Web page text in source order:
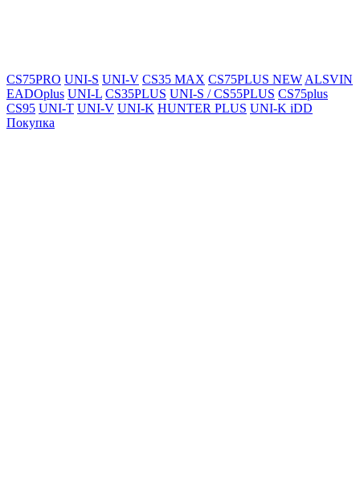
CS75PRO UNI-S UNI-V CS35 MAX CS75PLUS NEW ALSVIN
EADOplus UNI-L CS35PLUS UNI-S / CS55PLUS CS75plus
CS95 UNI-T UNI-V UNI-K HUNTER PLUS UNI-K iDD
Покупка